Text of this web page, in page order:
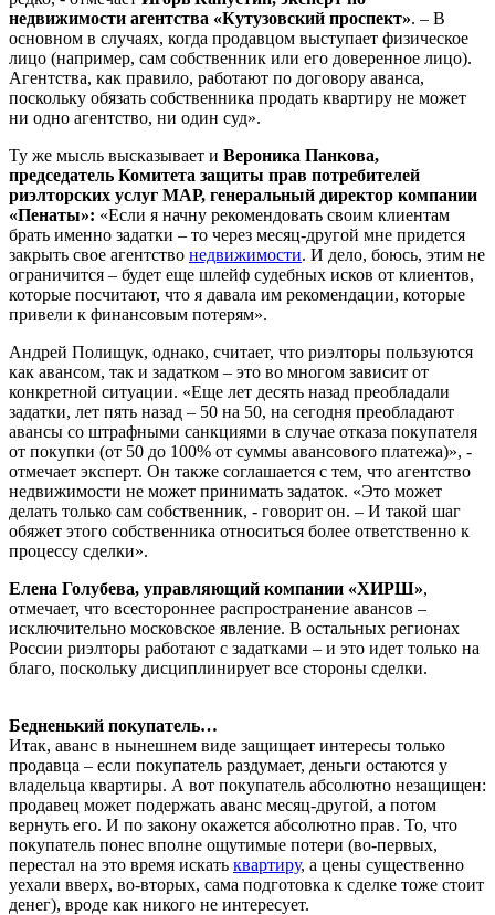
недвижимости агентства «Кутузовский проспект». – В
основном в случаях, когда продавцом выступает физическое
лицо (например, сам собственник или его доверенное лицо).
Агентства, как правило, работают по договору аванса,
поскольку обязать собственника продать квартиру не может
ни одно агентство, ни один суд».
Ту же мысль высказывает и Вероника Панкова,
председатель Комитета защиты прав потребителей
риэлторских услуг МАР, генеральный директор компании
«Пенаты»: «Если я начну рекомендовать своим клиентам
брать именно задатки – то через месяц-другой мне придется
закрыть свое агентство недвижимости. И дело, боюсь, этим не
ограничится – будет еще шлейф судебных исков от клиентов,
которые посчитают, что я давала им рекомендации, которые
привели к финансовым потерям».
Андрей Полищук, однако, считает, что риэлторы пользуются
как авансом, так и задатком – это во многом зависит от
конкретной ситуации. «Еще лет десять назад преобладали
задатки, лет пять назад – 50 на 50, на сегодня преобладают
авансы со штрафными санкциями в случае отказа покупателя
от покупки (от 50 до 100% от суммы авансового платежа)», -
отмечает эксперт. Он также соглашается с тем, что агентство
недвижимости не может принимать задаток. «Это может
делать только сам собственник, - говорит он. – И такой шаг
обяжет этого собственника относиться более ответственно к
процессу сделки».
Елена Голубева, управляющий компании «ХИРШ»,
отмечает, что всестороннее распространение авансов –
исключительно московское явление. В остальных регионах
России риэлторы работают с задатками – и это идет только на
благо, поскольку дисциплинирует все стороны сделки.
Бедненький покупатель…
Итак, аванс в нынешнем виде защищает интересы только
продавца – если покупатель раздумает, деньги остаются у
владельца квартиры. А вот покупатель абсолютно незащищен:
продавец может подержать аванс месяц-другой, а потом
вернуть его. И по закону окажется абсолютно прав. То, что
покупатель понес вполне ощутимые потери (во-первых,
перестал на это время искать квартиру, а цены существенно
уехали вверх, во-вторых, сама подготовка к сделке тоже стоит
денег), вроде как никого не интересует.